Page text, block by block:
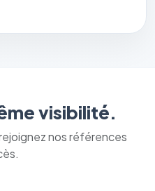
visibilité.
nos références